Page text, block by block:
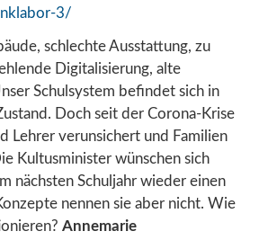
3/
schlechte Ausstattung, zu
Digitalisierung, alte
Schulsystem befindet sich in
Doch seit der Corona-Krise
Lehrer verunsichert und Familien
Kultusminister wünschen sich
nächsten Schuljahr wieder einen
nennen sie aber nicht. Wie
Annemarie